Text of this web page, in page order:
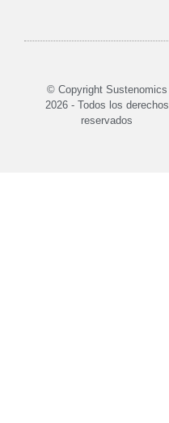
© Copyright Sustenomics
2026 - Todos los derechos
reservados